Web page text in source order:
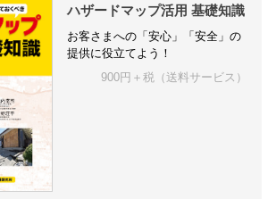
ハザードマップ活用 基礎知識
お客さまへの「安心」「安全」の
提供に役立てよう！
900円＋税（送料サービス）